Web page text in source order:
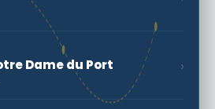
Dame du Port ›